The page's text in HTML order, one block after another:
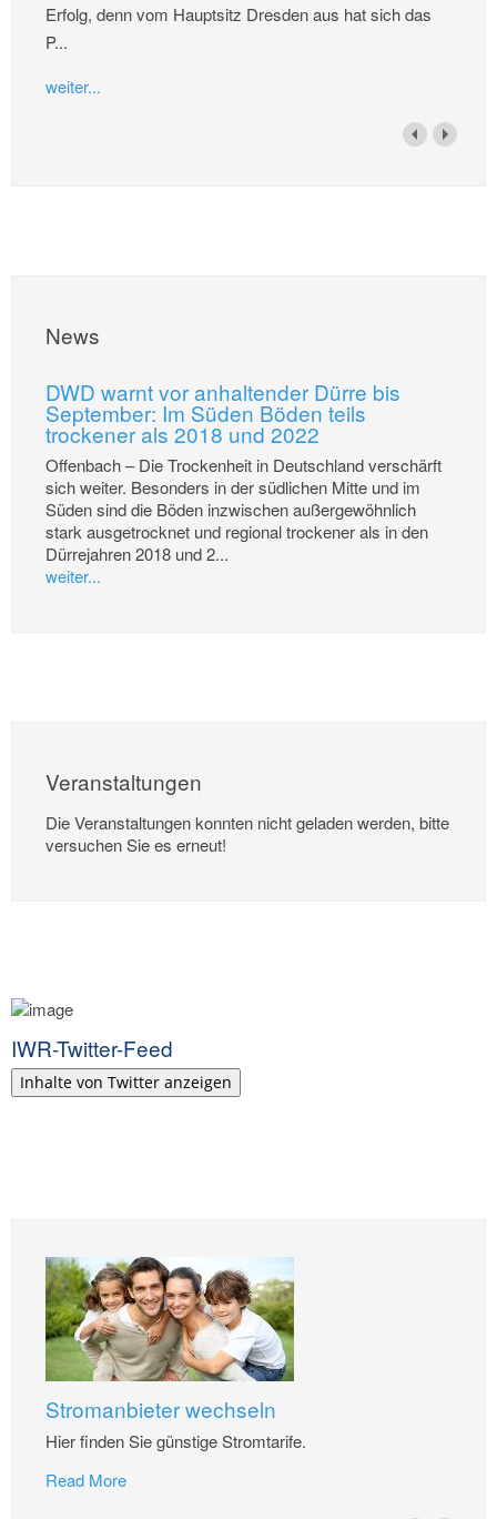
Erfolg, denn vom Hauptsitz Dresden aus hat sich das
P...
weiter...
News
DWD warnt vor anhaltender Dürre bis
September: Im Süden Böden teils
trockener als 2018 und 2022
Offenbach – Die Trockenheit in Deutschland verschärft
sich weiter. Besonders in der südlichen Mitte und im
Süden sind die Böden inzwischen außergewöhnlich
stark ausgetrocknet und regional trockener als in den
Dürrejahren 2018 und 2...
weiter...
Veranstaltungen
Die Veranstaltungen konnten nicht geladen werden, bitte
versuchen Sie es erneut!
IWR-Twitter-Feed
Inhalte von Twitter anzeigen
Stromanbieter wechseln
Hier finden Sie günstige Stromtarife.
Read More